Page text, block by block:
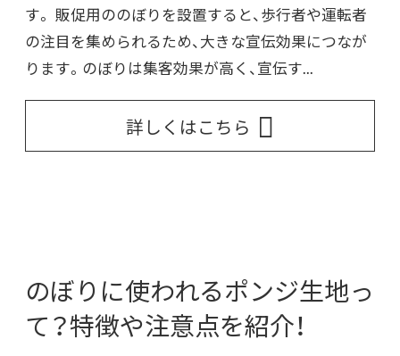
す。 販促用ののぼりを設置すると、歩行者や運転者
の注目を集められるため、大きな宣伝効果につなが
ります。のぼりは集客効果が高く、宣伝す...
詳しくはこちら
のぼりに使われるポンジ生地っ
て？特徴や注意点を紹介！